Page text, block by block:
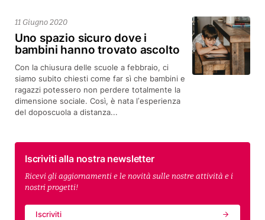
Uno spazio sicuro dove i
bambini hanno trovato ascolto
11 Giugno 2020
Con la chiusura delle scuole a febbraio, ci
siamo subito chiesti come far sì che bambini e
ragazzi potessero non perdere totalmente la
dimensione sociale. Così, è nata l’esperienza
del doposcuola a distanza...
Iscriviti alla nostra newsletter
Ricevi gli aggiornamenti e le novità sulle nostre attività e i
nostri progetti!
Iscriviti